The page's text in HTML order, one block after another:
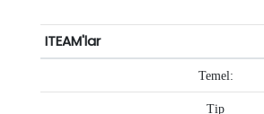
ITEAM'lar
Temel:
Tip